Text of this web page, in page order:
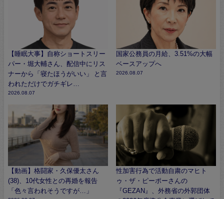
【睡眠大事】自称ショートスリー
パー・堀大輔さん、配信中にリス
ナーから「寝たほうがいい」 と言
われただけでガチギレ…
2026.08.07
国家公務員の月給、3.51%の大幅
ベースアップへ
2026.08.07
【動画】格闘家・久保優太さん
(38)、10代女性との再婚を報告
「色々言われそうですが…」
性加害行為で活動自粛のマヒト
ゥ・ザ・ピーポーさんの
『GEZAN』、外務省の外郭団体